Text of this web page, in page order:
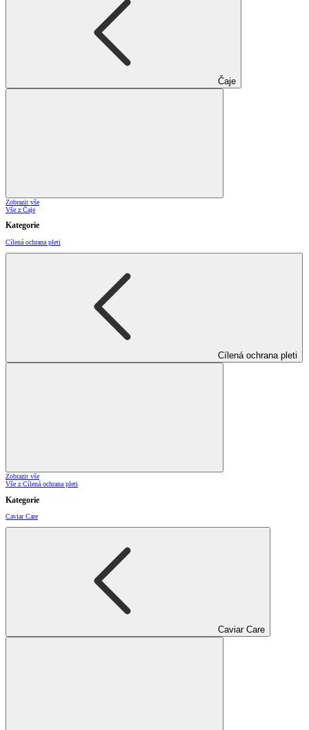
Čaje
Zobrazit vše
Vše z Čaje
Kategorie
Cílená ochrana pleti
Cílená ochrana pleti
Zobrazit vše
Vše z Cílená ochrana pleti
Kategorie
Caviar Care
Caviar Care